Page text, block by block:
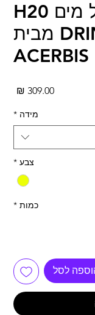
תיק גב 10 ל/2 ל מים H20
DRINK BAG מבית
ACERBIS
מידה *
צבע *
כמות *
לסל